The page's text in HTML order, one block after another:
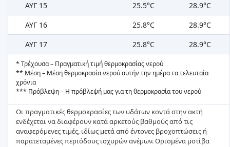
ΑΥΓ 15
25.5°C
28.9°C
ΑΥΓ 16
25.8°C
28.9°C
ΑΥΓ 17
25.8°C 28.9°C
* Τρέχουσα – Πραγματική τιμή θερμοκρασίας νερού
** Μέση – Μέση θερμοκρασία νερού αυτήν την ημέρα τα τελευταία
χρόνια
*** Πρόβλεψη – Η πρόβλεψή μας για τη θερμοκρασία του νερού
Οι πραγματικές θερμοκρασίες των υδάτων κοντά στην ακτή
ενδέχεται να διαφέρουν κατά αρκετούς βαθμούς από τις
αναφερόμενες τιμές, ιδίως μετά από έντονες βροχοπτώσεις ή
παρατεταμένες περιόδους ισχυρών ανέμων. Ορισμένα μοτίβα